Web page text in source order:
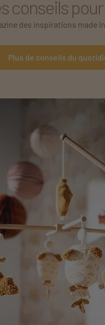
conseils
des inspirations made
Plus de conseils du